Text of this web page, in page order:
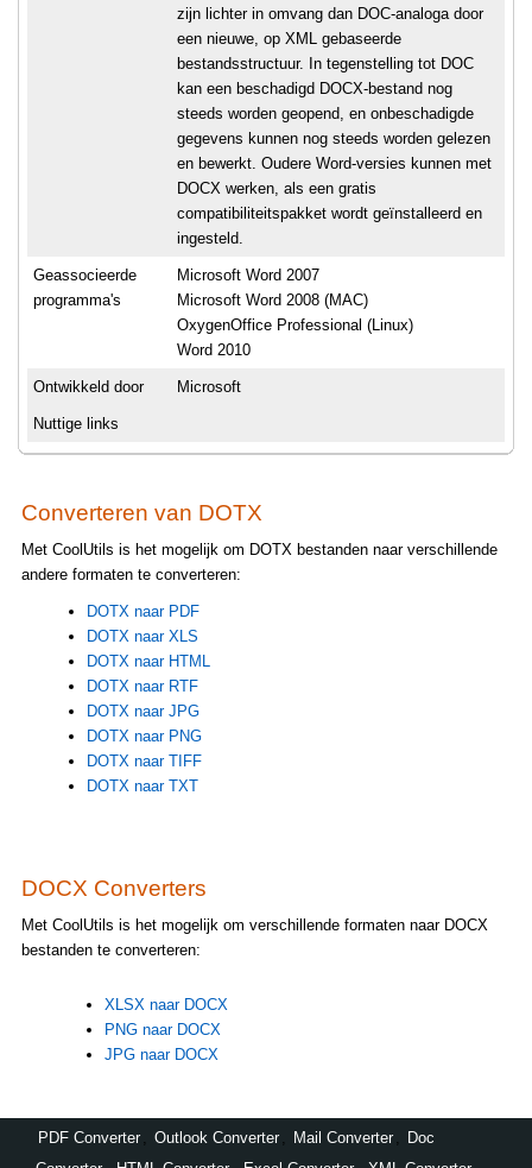
zijn lichter in omvang dan DOC-analoga door
een nieuwe, op XML gebaseerde
bestandsstructuur. In tegenstelling tot DOC
kan een beschadigd DOCX-bestand nog
steeds worden geopend, en onbeschadigde
gegevens kunnen nog steeds worden gelezen
en bewerkt. Oudere Word-versies kunnen met
DOCX werken, als een gratis
compatibiliteitspakket wordt geïnstalleerd en
ingesteld.
Geassocieerde
programma's
Microsoft Word 2007
Microsoft Word 2008 (MAC)
OxygenOffice Professional (Linux)
Word 2010
Ontwikkeld door Microsoft
Nuttige links
Converteren van DOTX
Met CoolUtils is het mogelijk om DOTX bestanden naar verschillende
andere formaten te converteren:
DOTX naar PDF
DOTX naar XLS
DOTX naar HTML
DOTX naar RTF
DOTX naar JPG
DOTX naar PNG
DOTX naar TIFF
DOTX naar TXT
DOCX Converters
Met CoolUtils is het mogelijk om verschillende formaten naar DOCX
bestanden te converteren:
XLSX naar DOCX
PNG naar DOCX
JPG naar DOCX
PDF Converter Outlook Converter Mail Converter
Doc